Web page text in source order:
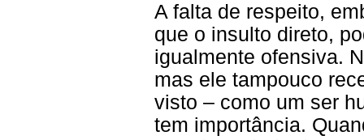
A falta de respeito,
que o insulto direto,
igualmente ofensiva.
mas ele tampouco
visto – como um ser
tem importância.